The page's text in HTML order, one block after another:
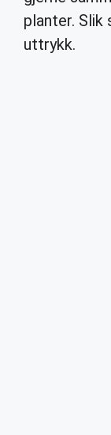
planter. Slik
uttrykk.